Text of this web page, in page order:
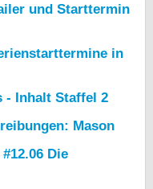
und Starttermin
in
- Inhalt Staffel 2
Mason
Die